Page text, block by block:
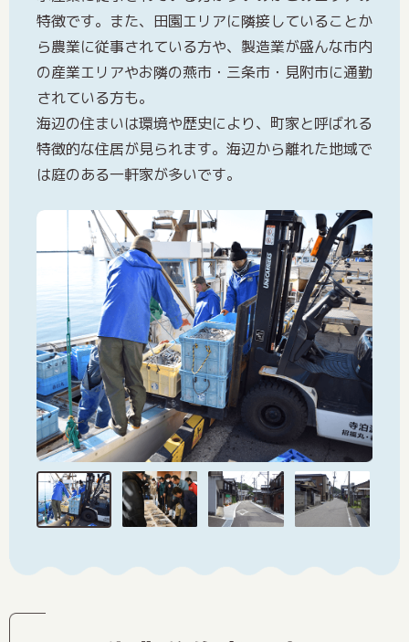
特徴です。また、田園エリアに隣接していることか
ら農業に従事されている方や、製造業が盛んな市内
の産業エリアやお隣の燕市・三条市・見附市に通勤
されている方も。
海辺の住まいは環境や歴史により、町家と呼ばれる
特徴的な住居が見られます。海辺から離れた地域で
は庭のある一軒家が多いです。